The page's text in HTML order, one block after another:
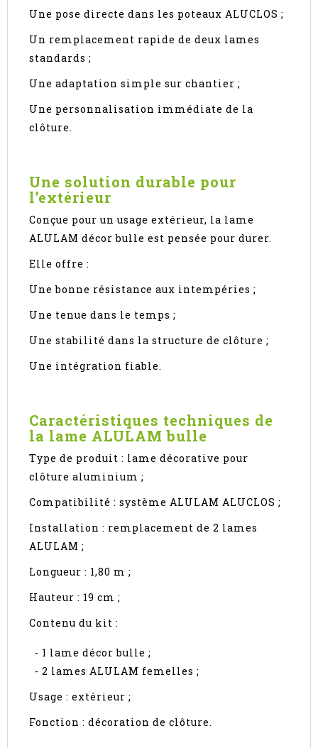
Une pose directe dans les poteaux ALUCLOS ;
Un remplacement rapide de deux lames
standards ;
Une adaptation simple sur chantier ;
Une personnalisation immédiate de la
clôture.
Une solution durable pour
l’extérieur
Conçue pour un usage extérieur, la lame
ALULAM décor bulle est pensée pour durer.
Elle offre :
Une bonne résistance aux intempéries ;
Une tenue dans le temps ;
Une stabilité dans la structure de clôture ;
Une intégration fiable.
Caractéristiques techniques de
la lame ALULAM bulle
Type de produit : lame décorative pour
clôture aluminium ;
Compatibilité : système ALULAM ALUCLOS ;
Installation : remplacement de 2 lames
ALULAM ;
Longueur : 1,80 m ;
Hauteur : 19 cm ;
Contenu du kit :
- 1 lame décor bulle ;
- 2 lames ALULAM femelles ;
Usage : extérieur ;
Fonction : décoration de clôture.